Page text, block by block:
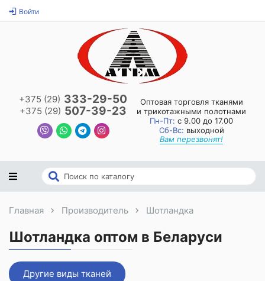
Войти
+375 (29) 333-29-50
+375 (29) 507-39-23
Оптовая торговля тканями
и трикотажными полотнами
Пн-Пт: с 9.00 до 17.00
Сб-Вс: выходной
Вам перезвонят!
Главная Производитель Шотландка
Шотландка оптом в Беларуси
Другие виды тканей